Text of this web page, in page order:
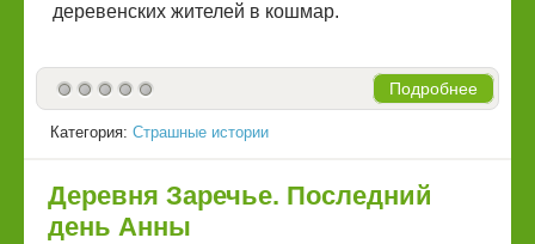
деревенских жителей в кошмар.
Подробнее
Категория: Страшные истории
Деревня Заречье. Последний
день Анны